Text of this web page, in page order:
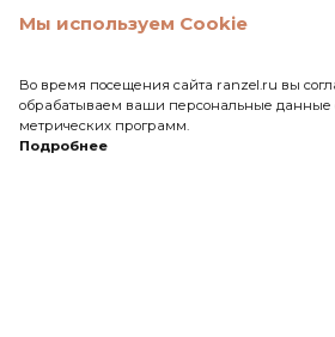
Самовывоз
Почта России
Передача товара в службу
Мы используем Cookie
Во время посещения сайта ranzel.ru вы
обрабатываем ваши персональные данные
метрических программ.
Подробнее